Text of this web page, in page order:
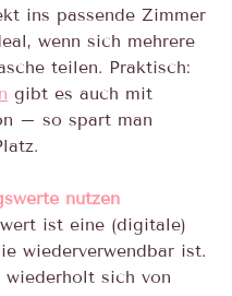
ins passende Zimmer
wenn sich mehrere
teilen. Praktisch:
gibt es auch mit
– so spart man
nutzen
ist eine (digitale)
wiederverwendbar ist.
wiederholt sich von